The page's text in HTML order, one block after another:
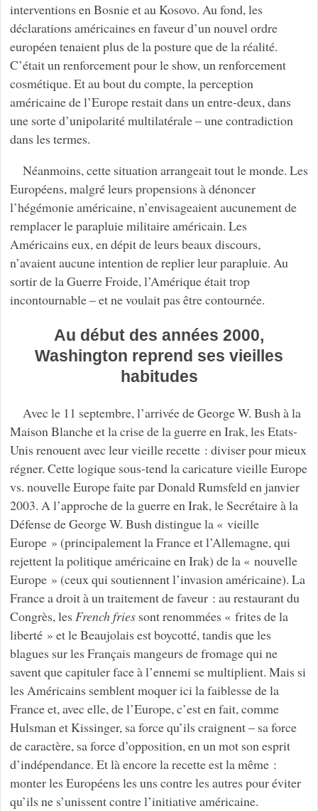
interventions en Bosnie et au Kosovo. Au fond, les
déclarations américaines en faveur d’un nouvel ordre
européen tenaient plus de la posture que de la réalité.
C’était un renforcement pour le show, un renforcement
cosmétique. Et au bout du compte, la perception
américaine de l’Europe restait dans un entre-deux, dans
une sorte d’unipolarité multilatérale – une contradiction
dans les termes.
Néanmoins, cette situation arrangeait tout le monde. Les
Européens, malgré leurs propensions à dénoncer
l’hégémonie américaine, n’envisageaient aucunement de
remplacer le parapluie militaire américain. Les
Américains eux, en dépit de leurs beaux discours,
n’avaient aucune intention de replier leur parapluie. Au
sortir de la Guerre Froide, l’Amérique était trop
incontournable – et ne voulait pas être contournée.
Au début des années 2000,
Washington reprend ses vieilles
habitudes
Avec le 11 septembre, l’arrivée de George W. Bush à la
Maison Blanche et la crise de la guerre en Irak, les Etats-
Unis renouent avec leur vieille recette : diviser pour mieux
régner. Cette logique sous-tend la caricature vieille Europe
vs. nouvelle Europe faite par Donald Rumsfeld en janvier
2003. A l’approche de la guerre en Irak, le Secrétaire à la
Défense de George W. Bush distingue la « vieille
Europe » (principalement la France et l’Allemagne, qui
rejettent la politique américaine en Irak) de la « nouvelle
Europe » (ceux qui soutiennent l’invasion américaine). La
France a droit à un traitement de faveur : au restaurant du
Congrès, les French friessont renommées « frites de la
liberté » et le Beaujolais est boycotté, tandis que les
blagues sur les Français mangeurs de fromage qui ne
savent que capituler face à l’ennemi se multiplient. Mais si
les Américains semblent moquer ici la faiblesse de la
France et, avec elle, de l’Europe, c’est en fait, comme
Hulsman et Kissinger, sa force qu’ils craignent – sa force
de caractère, sa force d’opposition, en un mot son esprit
d’indépendance. Et là encore la recette est la même :
monter les Européens les uns contre les autres pour éviter
qu’ils ne s’unissent contre l’initiative américaine.